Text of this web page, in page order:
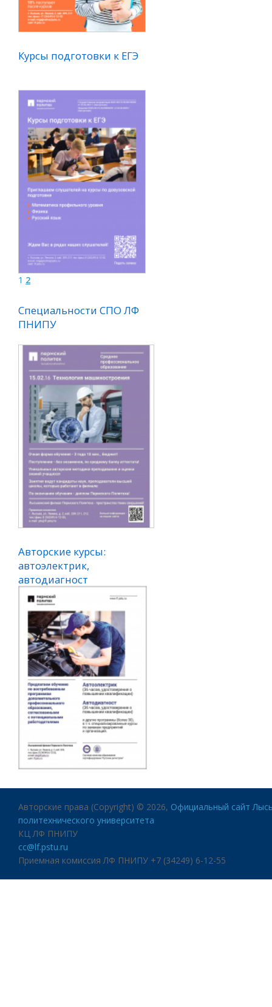
Курсы подготовки к ЕГЭ
1 2
Специальности СПО ЛФ
ПНИПУ
Авторские курсы:
автоэлектрик,
автодиагност
Авторские права (Copyright) © 2026, Официальный сайт
политехнического университета
КЦ ЛФ ПНИПУ
cc@lf.pstu.ru
Приемная комиссия ЛФ ПНИПУ +7 (34249) 6-12-55